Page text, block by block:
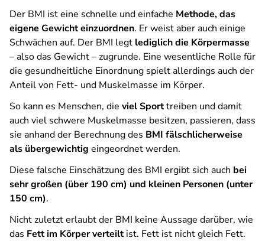
Der BMI ist eine schnelle und einfache Methode, das
eigene Gewicht einzuordnen. Er weist aber auch einige
Schwächen auf. Der BMI legt lediglich die Körpermasse
– also das Gewicht – zugrunde. Eine wesentliche Rolle für
die gesundheitliche Einordnung spielt allerdings auch der
Anteil von Fett- und Muskelmasse im Körper.
So kann es Menschen, die viel Sporttreiben und damit
auch viel schwere Muskelmasse besitzen, passieren, dass
sie anhand der Berechnung des BMI fälschlicherweise
als übergewichtig eingeordnet werden.
Diese falsche Einschätzung des BMI ergibt sich auch bei
sehr großen (über 190 cm) und kleinen Personen (unter
150 cm).
Nicht zuletzt erlaubt der BMI keine Aussage darüber, wie
das Fett im Körper verteiltist. Fett ist nicht gleich Fett.